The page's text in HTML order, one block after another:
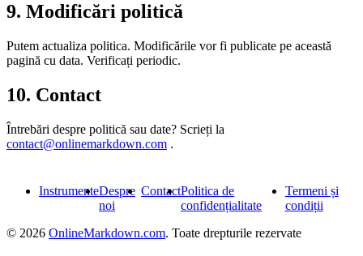
9. Modificări politică
Putem actualiza politica. Modificările vor fi publicate pe această
pagină cu data. Verificați periodic.
10. Contact
Întrebări despre politică sau date? Scrieți la
contact@onlinemarkdown.com .
InstrumenteDespre
noi
ContactPolitica de
confidențialitate
Termeni și
condiții
© 2026 OnlineMarkdown.com. Toate drepturile rezervate